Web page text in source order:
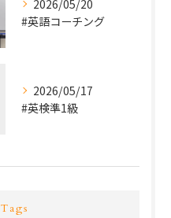
2026/05/20
#英語コーチング
2026/05/17
#英検準1級
Tags